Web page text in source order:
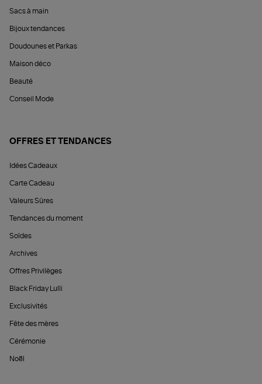
Sacs à main
Bijoux tendances
Doudounes et Parkas
Maison déco
Beauté
Conseil Mode
OFFRES ET TENDANCES
Idées Cadeaux
Carte Cadeau
Valeurs Sûres
Tendances du moment
Soldes
Archives
Offres Privilèges
Black Friday Lulli
Exclusivités
Fête des mères
Cérémonie
Noël